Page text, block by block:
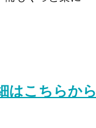
はこちらから